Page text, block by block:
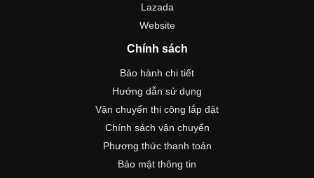
Lazada
Website
Chính sách
Bảo hành chi tiết
Hướng dẫn sử dụng
Vận chuyển thi công lắp đặt
Chính sách vận chuyển
Phương thức thanh toán
Bảo mật thông tin